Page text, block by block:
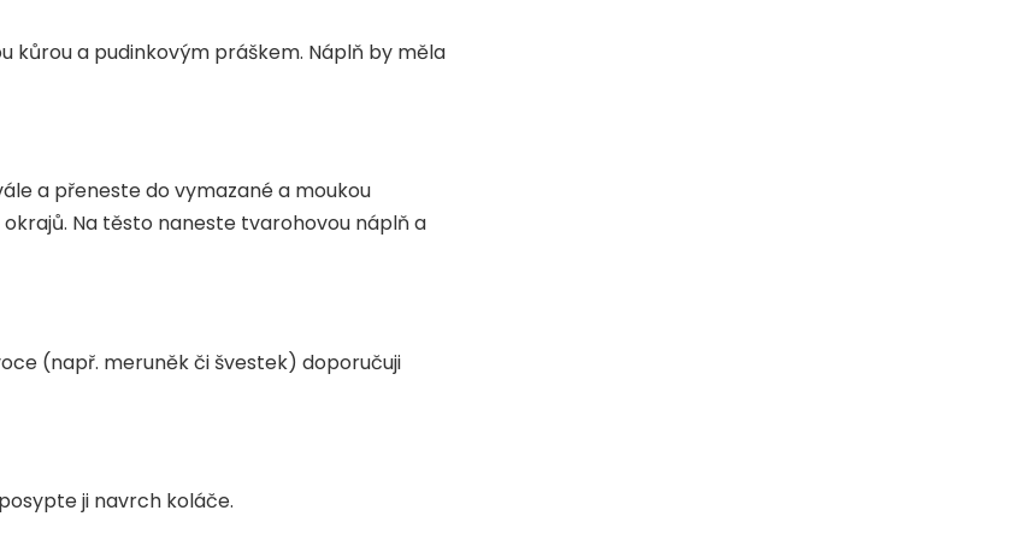
kůrou a pudinkovým práškem. Náplň by měla
a přeneste do vymazané a moukou
Na těsto naneste tvarohovou náplň a
(např. meruněk či švestek) doporučuji
ji navrch koláče.